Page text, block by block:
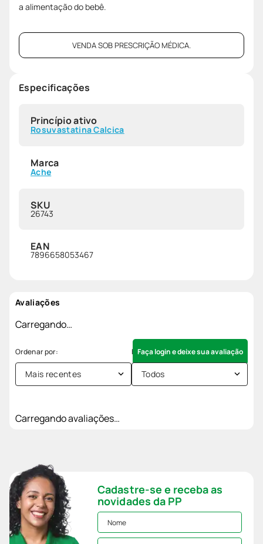
a alimentação do bebê.
VENDA SOB PRESCRIÇÃO MÉDICA.
Especificações
Princípio ativo
Rosuvastatina Calcica
Marca
Ache
SKU
26743
EAN
7896658053467
Avaliações
Carregando…
Faça login e deixe sua avaliação
Mais recentes Todos
Carregando avaliações…
Cadastre-se e receba as
novidades da PP